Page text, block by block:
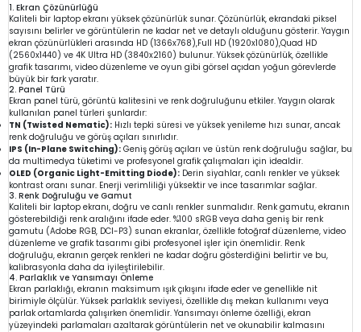
1. Ekran Çözünürlüğü
Kaliteli bir laptop ekranı yüksek çözünürlük sunar. Çözünürlük, ekrandaki piksel
sayısını belirler ve görüntülerin ne kadar net ve detaylı olduğunu gösterir. Yaygın
ekran çözünürlükleri arasında HD (1366x768),Full HD (1920x1080),Quad HD
(2560x1440) ve 4K Ultra HD (3840x2160) bulunur. Yüksek çözünürlük, özellikle
grafik tasarımı, video düzenleme ve oyun gibi görsel açıdan yoğun görevlerde
büyük bir fark yaratır.
2. Panel Türü
Ekran panel türü, görüntü kalitesini ve renk doğruluğunu etkiler. Yaygın olarak
kullanılan panel türleri şunlardır:
TN (Twisted Nematic): Hızlı tepki süresi ve yüksek yenileme hızı sunar, ancak
renk doğruluğu ve görüş açıları sınırlıdır.
IPS (In-Plane Switching): Geniş görüş açıları ve üstün renk doğruluğu sağlar, bu
da multimedya tüketimi ve profesyonel grafik çalışmaları için idealdir.
OLED (Organic Light-Emitting Diode): Derin siyahlar, canlı renkler ve yüksek
kontrast oranı sunar. Enerji verimliliği yüksektir ve ince tasarımlar sağlar.
3. Renk Doğruluğu ve Gamut
Kaliteli bir laptop ekranı, doğru ve canlı renkler sunmalıdır. Renk gamutu, ekranın
gösterebildiği renk aralığını ifade eder. %100 sRGB veya daha geniş bir renk
gamutu (Adobe RGB, DCI-P3) sunan ekranlar, özellikle fotoğraf düzenleme, video
düzenleme ve grafik tasarımı gibi profesyonel işler için önemlidir. Renk
doğruluğu, ekranın gerçek renkleri ne kadar doğru gösterdiğini belirtir ve bu,
kalibrasyonla daha da iyileştirilebilir.
4. Parlaklık ve Yansımayı Önleme
Ekran parlaklığı, ekranın maksimum ışık çıkışını ifade eder ve genellikle nit
birimiyle ölçülür. Yüksek parlaklık seviyesi, özellikle dış mekan kullanımı veya
parlak ortamlarda çalışırken önemlidir. Yansımayı önleme özelliği, ekran
yüzeyindeki parlamaları azaltarak görüntülerin net ve okunabilir kalmasını